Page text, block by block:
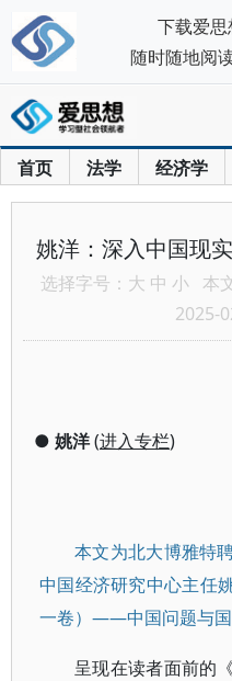
首页 法学 经济学
姚洋：深入中国现
选择字号： 大 中 小 本
2025-
● 姚洋(进入专栏)
本文为北大博雅特
中国经济研究中心主任
一卷）——中国问题与国
呈现在读者面前的
下载爱思
随时随地阅